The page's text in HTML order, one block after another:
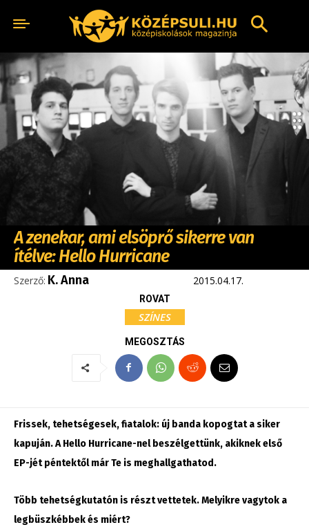
A zenekar, ami elsöprő sikerre van
ítélve: Hello Hurricane
Szerző: K. Anna 2015.04.17.
ROVAT
SZÍNES
MEGOSZTÁS
Frissek, tehetségesek, fiatalok: új banda kopogtat a siker
kapuján. A Hello Hurricane-nel beszélgettünk, akiknek első
EP-jét péntektől már Te is meghallgathatod.
Több tehetségkutatón is részt vettetek. Melyikre vagytok a
legbüszkébbek és miért?